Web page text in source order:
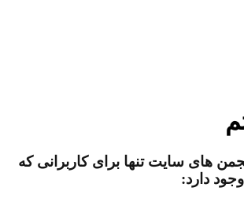
های سایت تنها برای کاربرانی که
دارد: